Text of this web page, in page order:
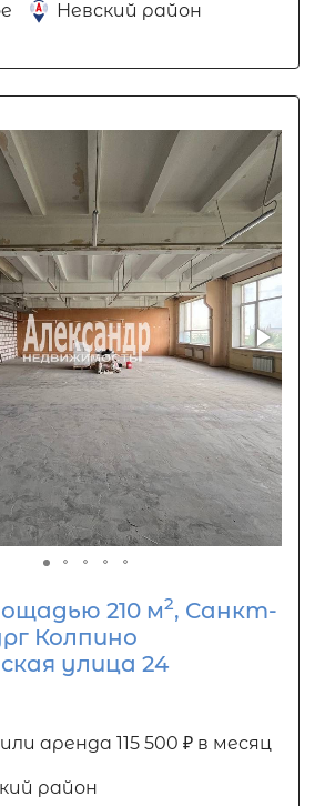
Невский район
210 м2, Санкт-
Колпино
улица 24
аренда 115 500 ₽ в месяц
район